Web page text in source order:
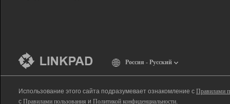
Россия - Русский
Использование этого сайта подразумевает ознакомление с Правилами
с Правилами пользования и Политикой конфиденциальности.